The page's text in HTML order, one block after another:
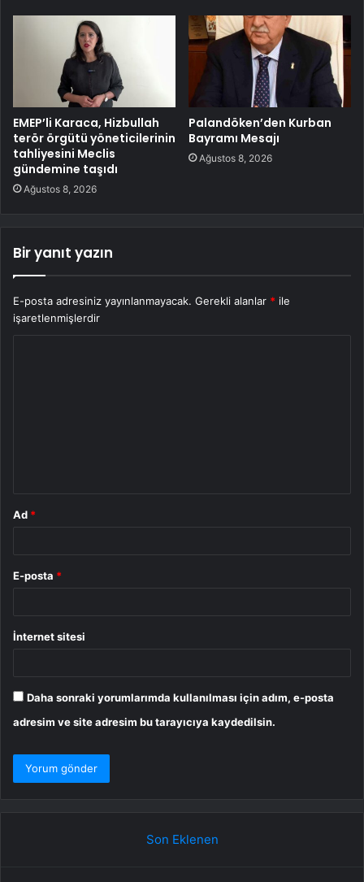
EMEP’li Karaca, Hizbullah
terör örgütü yöneticilerinin
tahliyesini Meclis
gündemine taşıdı
Ağustos 8, 2026
Palandöken’den Kurban
Bayramı Mesajı
Ağustos 8, 2026
Bir yanıt yazın
E-posta adresiniz yayınlanmayacak. Gerekli alanlar * ile
işaretlenmişlerdir
Ad *
E-posta *
İnternet sitesi
Daha sonraki yorumlarımda kullanılması için adım, e-posta
adresim ve site adresim bu tarayıcıya kaydedilsin.
Son Eklenen